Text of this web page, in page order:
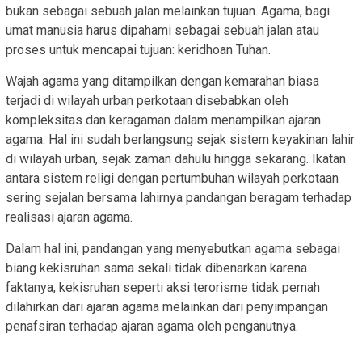
bukan sebagai sebuah jalan melainkan tujuan. Agama, bagi
umat manusia harus dipahami sebagai sebuah jalan atau
proses untuk mencapai tujuan: keridhoan Tuhan.
Wajah agama yang ditampilkan dengan kemarahan biasa
terjadi di wilayah urban perkotaan disebabkan oleh
kompleksitas dan keragaman dalam menampilkan ajaran
agama. Hal ini sudah berlangsung sejak sistem keyakinan lahir
di wilayah urban, sejak zaman dahulu hingga sekarang. Ikatan
antara sistem religi dengan pertumbuhan wilayah perkotaan
sering sejalan bersama lahirnya pandangan beragam terhadap
realisasi ajaran agama.
Dalam hal ini, pandangan yang menyebutkan agama sebagai
biang kekisruhan sama sekali tidak dibenarkan karena
faktanya, kekisruhan seperti aksi terorisme tidak pernah
dilahirkan dari ajaran agama melainkan dari penyimpangan
penafsiran terhadap ajaran agama oleh penganutnya.